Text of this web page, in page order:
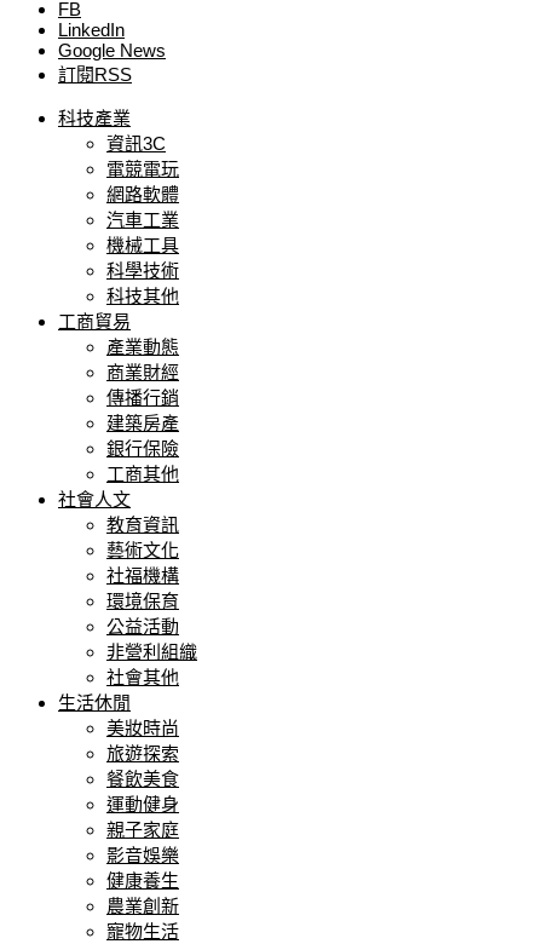
FB
LinkedIn
Google News
訂閱RSS
科技產業
資訊3C
電競電玩
網路軟體
汽車工業
機械工具
科學技術
科技其他
工商貿易
產業動態
商業財經
傳播行銷
建築房產
銀行保險
工商其他
社會人文
教育資訊
藝術文化
社福機構
環境保育
公益活動
非營利組織
社會其他
生活休閒
美妝時尚
旅遊探索
餐飲美食
運動健身
親子家庭
影音娛樂
健康養生
農業創新
寵物生活